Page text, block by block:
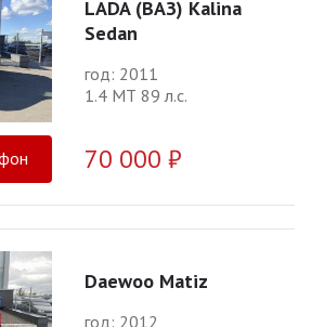
LADA (ВАЗ) Kalina
Sedan
год: 2011
1.4 МТ 89 л.с.
70 000 ₽
Daewoo Matiz
год: 2012